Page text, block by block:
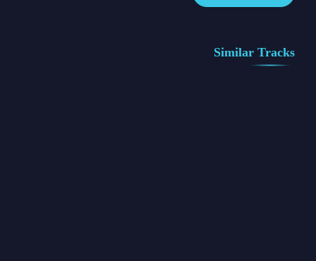
Similar Tracks